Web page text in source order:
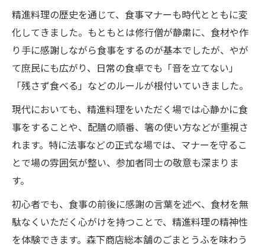
精進料理の歴史を通じて、食事マナーも時代とともに変
化してきました。もともとは修行僧が静粛に、食材や作
り手に感謝しながら食事をするのが基本でしたが、やが
て庶民にも広がり、日常の食卓でも「音を立てない」
「残さず食べる」などのルールが根付いていきました。
現代においても、精進料理をいただく場では心静かに食
事をすることや、配膳の順番、箸の使い方などが重視さ
れます。特に法事などの正式な場では、マナーを守るこ
とで場の雰囲気が整い、参加者同士の敬意も深まりま
す。
初心者でも、食事の前後に感謝の言葉を述べ、食材を無
駄なくいただく心がけを持つことで、精進料理の精神性
を体験できます。森下商店総本舗のごまとうふを味わう